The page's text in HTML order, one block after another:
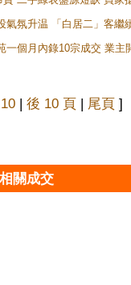
氣氛升温 「白居二」客
一個月內錄10宗成交 業
10 | 後 10 頁 | 尾頁 ]
相關成交